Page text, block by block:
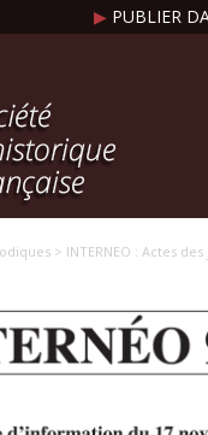
▶ PUBLIER
> INTERNEO : Actes